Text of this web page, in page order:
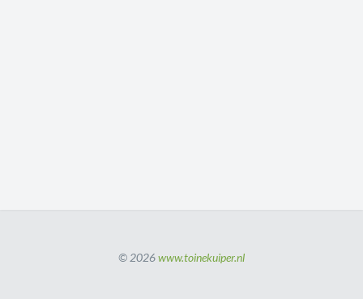
© 2026www.toinekuiper.nl